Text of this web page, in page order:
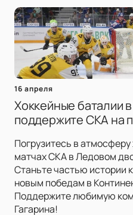
16 апреля
Хоккейные баталии
поддержите СКА на
Погрузитесь в
матчах СКА в Ледовом
Станьте частью истории
новым победам в
Поддержите любимую
Гагарина!